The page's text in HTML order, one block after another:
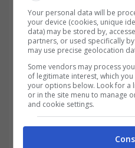
confermato anche il
Your personal data will be
your device (cookies, unique
data) may be stored by,
partners, or used specifically
may use precise geolocation
Some vendors may process
of legitimate interest, which
your options below. Look for a
or in the site menu to manage
and cookie settings.